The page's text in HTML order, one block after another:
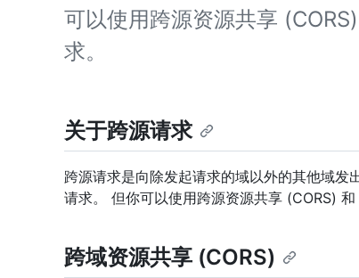
可以使用跨源资源共享
求。
关于跨源请求
跨源请求是向除发起请求的域以外的其他域
请求。 但你可以使用跨源资源共享 (CORS) 和
跨域资源共享 (CORS)